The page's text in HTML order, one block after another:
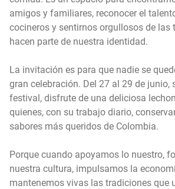
amigos y familiares, reconocer el
cocineros y sentirnos orgullosos de las
hacen parte de nuestra identidad.
La invitación es para que nadie se
gran celebración. Del 27 al 29 de junio,
festival, disfrute de una deliciosa
quienes, con su trabajo diario,
sabores más queridos de Colombia.
Porque cuando apoyamos lo nuestro,
nuestra cultura, impulsamos la
mantenemos vivas las tradiciones que